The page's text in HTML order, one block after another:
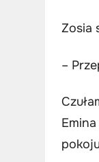
Zosia
–